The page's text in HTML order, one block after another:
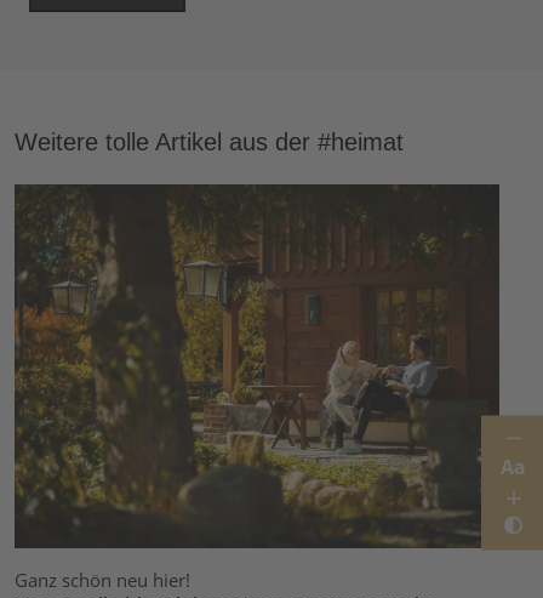
Aa
Weitere tolle Artikel aus der #heimat
Ganz schön neu hier!